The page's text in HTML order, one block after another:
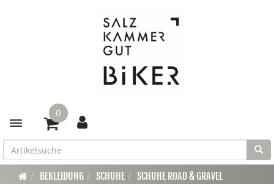
Toggle navigation
0
BEKLEIDUNG SCHUHE SCHUHE ROAD & GRAVEL